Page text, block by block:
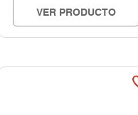
VER PRODUCTO